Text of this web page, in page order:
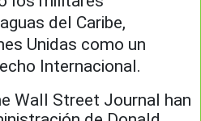
del Caribe,
Unidas como un
Internacional.
Wall Street Journal han